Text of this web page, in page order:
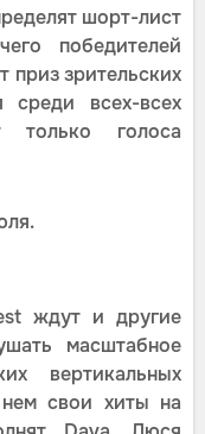
шорт-лист
победителей
приз зрительских
среди всех-всех
голоса
ждут и другие
масштабное
вертикальных
свои хиты на